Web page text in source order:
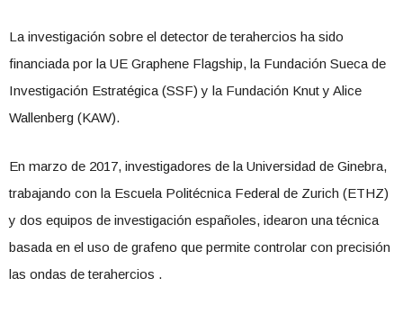
La investigación sobre el detector de terahercios ha sido
financiada por la UE Graphene Flagship, la Fundación Sueca de
Investigación Estratégica (SSF) y la Fundación Knut y Alice
Wallenberg (KAW).
En marzo de 2017, investigadores de la Universidad de Ginebra,
trabajando con la Escuela Politécnica Federal de Zurich (ETHZ)
y dos equipos de investigación españoles, idearon una técnica
basada en el uso de grafeno que permite controlar con precisión
las ondas de terahercios .